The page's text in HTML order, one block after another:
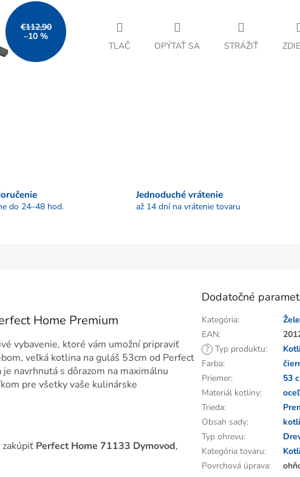
€112,90
–10 %
TLAČ OPÝTAŤ SA STRÁŽIŤ
do 24–48 hod.
Jednoduché vrátenie
až 14 dní na vrátenie tovaru
Home Premium
vybavenie, ktoré vám umožní pripraviť
veľká kotlina na guláš 53cm od Perfect
navrhnutá s dôrazom na maximálnu
pre všetky vaše kulinárske
Perfect Home 71133 Dymovod,
Dodatočné
Kategória:
EAN:
? Typ produktu:
Farba:
Priemer:
53
Materiál kotliny:
oceľ
Trieda:
Obsah sady:
Typ ohrevu:
Kategória tovaru:
Povrchová úprava: